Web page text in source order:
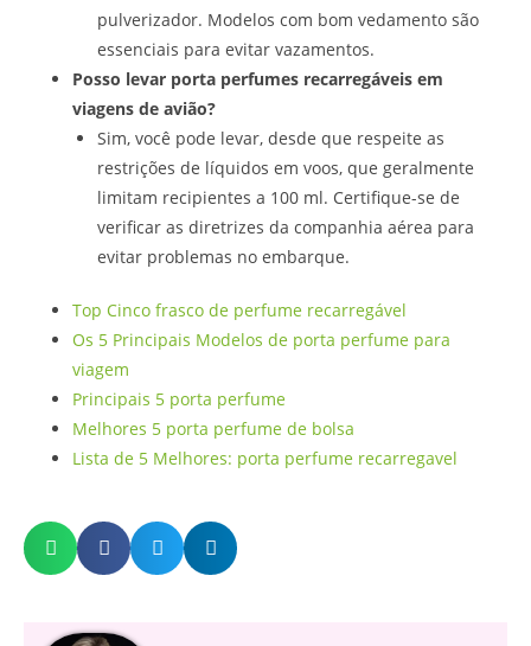
pulverizador. Modelos com bom vedamento são
essenciais para evitar vazamentos.
Posso levar porta perfumes recarregáveis em
viagens de avião?
Sim, você pode levar, desde que respeite as
restrições de líquidos em voos, que geralmente
limitam recipientes a 100 ml. Certifique-se de
verificar as diretrizes da companhia aérea para
evitar problemas no embarque.
Top Cinco frasco de perfume recarregável
Os 5 Principais Modelos de porta perfume para
viagem
Principais 5 porta perfume
Melhores 5 porta perfume de bolsa
Lista de 5 Melhores: porta perfume recarregavel